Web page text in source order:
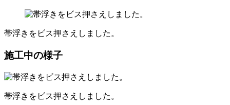
帯浮きをビス押さえしました。
施工中の様子
帯浮きをビス押さえしました。